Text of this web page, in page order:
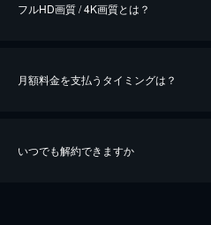
※40％ポイント還元の対象は、クレジットカー
iOSアプリのUコイン決済による作品の購入 /
フルHD画質 / 4K画質とは？
月額料金を支払うタイミングは？
いつでも解約できますか